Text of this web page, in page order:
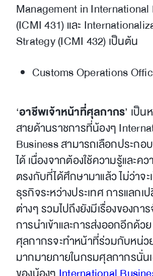
Management in International
(ICMI 431) และ
Strategy (ICMI 432) เป็นต้น
Customs Operations
‘อาชีพเจ้าหน้าที่ศุลกากร’ เป็
สายด้านราชการที่น้องๆ
Business สามารถเลือกประก
ได้ เนื่องจากต้องใช้ความรู้และค
ตรงกับที่ได้ศึกษามาแล้ว ไม่ว่าจ
ธุรกิจระหว่างประเทศ การแลกเ
ต่างๆ รวมไปถึงยังมีเรื่องของกา
การนำเข้าและการส่งออกอีกด้ว
ศุลกากรจะทำหน้าที่ร่วมกับหน่
มากมายภายในกรมศุลกากรนั่น